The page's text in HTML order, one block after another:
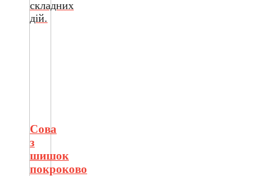
складних
дій.
Сова
з
шишок
покроково